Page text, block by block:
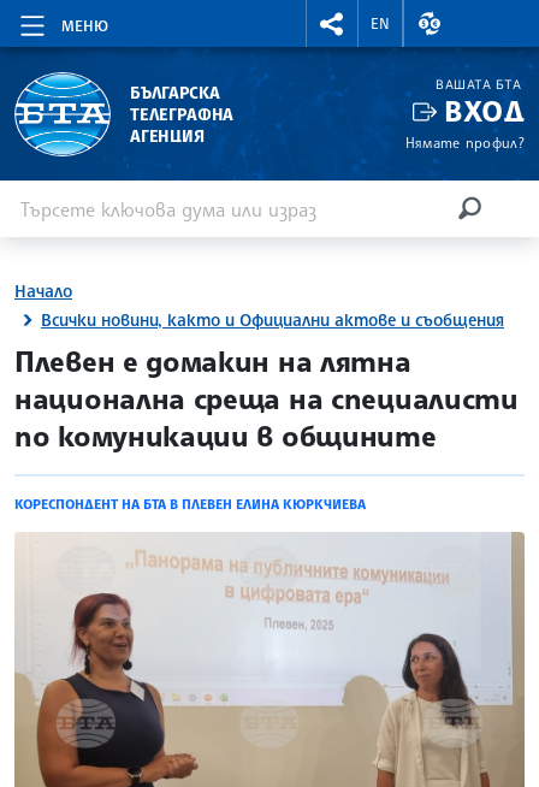
МЕНЮ
RIGHTMENU.SOCIAL
EN
ВАЛУТНИ
БЪЛГАРСКА
ТЕЛЕГРАФНА
АГЕНЦИЯ
ВАШАТА БТА
ВХОД
Нямате профил?
Начало
Всички новини, както и Официални актове и съобщения
site.bta
Плевен е домакин на лятна
национална среща на специалисти
по комуникации в общините
КОРЕСПОНДЕНТ НА БТА В ПЛЕВЕН ЕЛИНА КЮРКЧИЕВА